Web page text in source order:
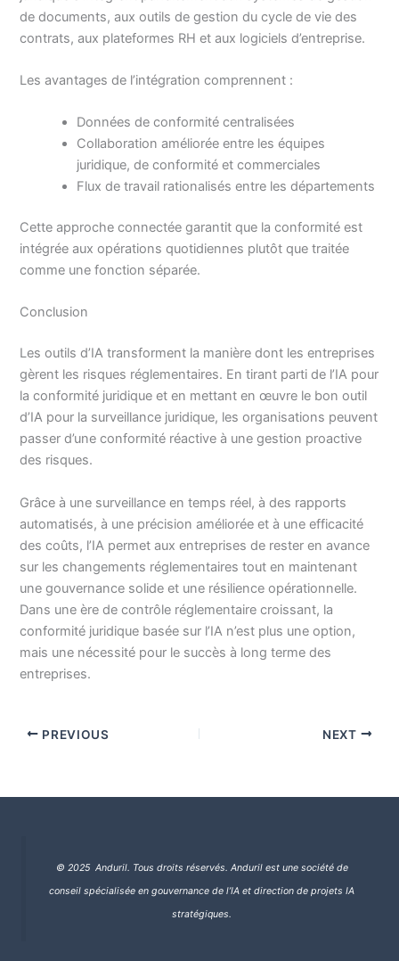
de documents, aux outils de gestion du cycle de vie des
contrats, aux plateformes RH et aux logiciels d’entreprise.
Les avantages de l’intégration comprennent :
Données de conformité centralisées
Collaboration améliorée entre les équipes
juridique, de conformité et commerciales
Flux de travail rationalisés entre les départements
Cette approche connectée garantit que la conformité est
intégrée aux opérations quotidiennes plutôt que traitée
comme une fonction séparée.
Conclusion
Les outils d’IA transforment la manière dont les entreprises
gèrent les risques réglementaires. En tirant parti de l’IA pour
la conformité juridique et en mettant en œuvre le bon outil
d’IA pour la surveillance juridique, les organisations peuvent
passer d’une conformité réactive à une gestion proactive
des risques.
Grâce à une surveillance en temps réel, à des rapports
automatisés, à une précision améliorée et à une efficacité
des coûts, l’IA permet aux entreprises de rester en avance
sur les changements réglementaires tout en maintenant
une gouvernance solide et une résilience opérationnelle.
Dans une ère de contrôle réglementaire croissant, la
conformité juridique basée sur l’IA n’est plus une option,
mais une nécessité pour le succès à long terme des
entreprises.
PREVIOUS NEXT
© 2025 Anduril. Tous droits réservés. Anduril est une société de
conseil spécialisée en gouvernance de l’IA et direction de projets IA
stratégiques.